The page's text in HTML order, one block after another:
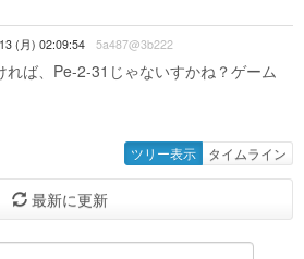
(月) 02:09:54 5a487@3b222
れば、Pe-2-31じゃないすかね？ゲーム
ツリー表示 タイムライン
最新に更新